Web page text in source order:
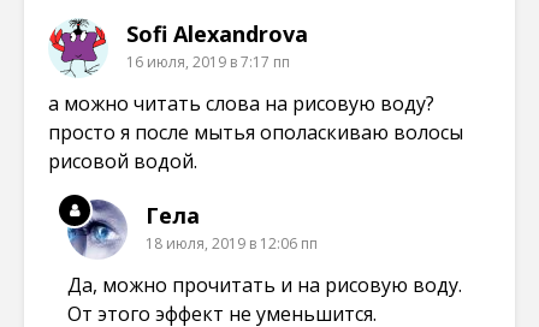
Sofi Alexandrova
16 июля, 2019 в 7:17 пп
а можно читать слова на рисовую воду?
просто я после мытья ополаскиваю волосы
рисовой водой.
Гела
18 июля, 2019 в 12:06 пп
Да, можно прочитать и на рисовую воду.
От этого эффект не уменьшится.